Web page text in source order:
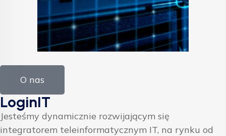
O nas
LoginIT
Jesteśmy dynamicznie rozwijającym się
integratorem teleinformatycznym IT, na rynku od